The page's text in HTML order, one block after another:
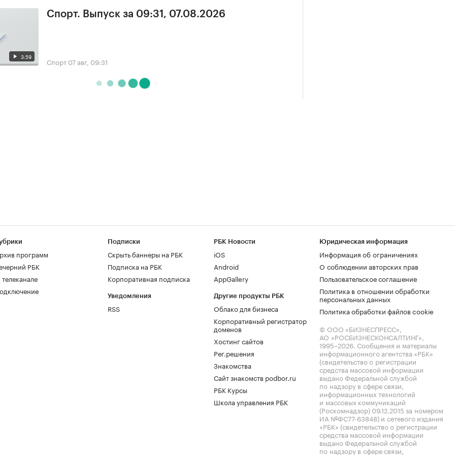
3:59
Спорт. Выпуск за 09:31, 07.08.2026
Спорт 07 авг, 09:31
программ
РБК
Подписки
Скрыть баннеры на РБК
Подписка на РБК
Корпоративная подписка
Уведомления
RSS
РБК Новости
iOS
Android
AppGallery
Другие продукты РБК
Облако для бизнеса
Корпоративный регистратор
доменов
Хостинг сайтов
Рег.решения
Знакомства
Сайт знакомств podbor.ru
РБК Курсы
Школа управления РБК
Юридическая информация
Информация об ограничениях
О соблюдении авторских прав
Пользовательское соглашение
Политика в отношении обработки
персональных данных
Политика обработки файлов cookie
© ООО «БИЗНЕСПРЕСС»,
АО «РОСБИЗНЕСКОНСАЛТИНГ»,
1995–2026. Сообщения и материалы
информационного агентства «РБК»
(свидетельство о регистрации
средства массовой информации
выдано Федеральной службой
по надзору в сфере связи,
информационных технологий
и массовых коммуникаций
(Роскомнадзор) 09.12.2015 за номером
ИА №ФС77-63848) и сетевого издания
«РБК» (свидетельство о регистрации
средства массовой информации
выдано Федеральной службой
по надзору в сфере связи,